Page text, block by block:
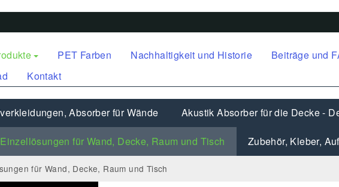
PET Farben Nachhaltigkeit und Historie
Beiträge und
Kontakt
Absorber für Wände Akustik Absorber für die Decke -
für Wand, Decke, Raum und Tisch Zubehör, Kleber,
für Wand, Decke, Raum und Tisch